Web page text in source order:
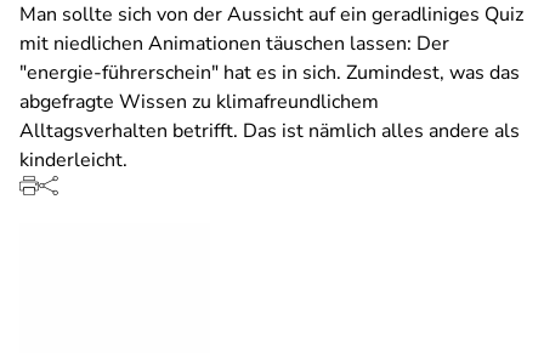
Man sollte sich von der Aussicht auf ein geradliniges Quiz
mit niedlichen Animationen täuschen lassen: Der
"energie-führerschein" hat es in sich. Zumindest, was das
abgefragte Wissen zu klimafreundlichem
Alltagsverhalten betrifft. Das ist nämlich alles andere als
kinderleicht.